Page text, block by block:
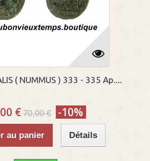
( NUMMUS ) 333 - 335 Ap....
€ 70,00 € -10%
au panier Détails